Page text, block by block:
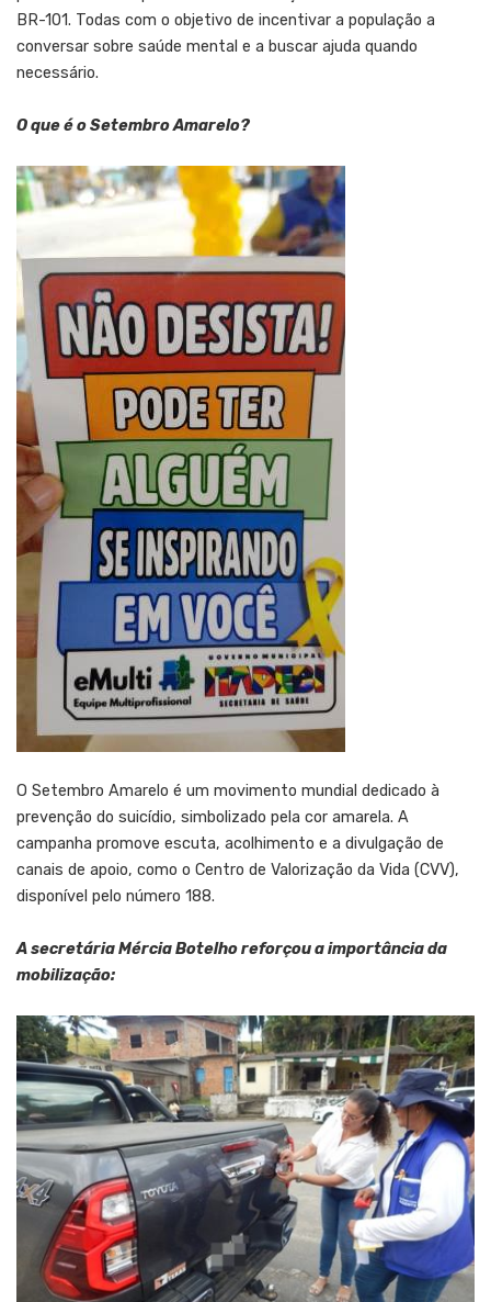
BR-101. Todas com o objetivo de incentivar a população a
conversar sobre saúde mental e a buscar ajuda quando
necessário.
O que é o Setembro Amarelo?
O Setembro Amarelo é um movimento mundial dedicado à
prevenção do suicídio, simbolizado pela cor amarela. A
campanha promove escuta, acolhimento e a divulgação de
canais de apoio, como o Centro de Valorização da Vida (CVV),
disponível pelo número 188.
A secretária Mércia Botelho reforçou a importância da
mobilização: